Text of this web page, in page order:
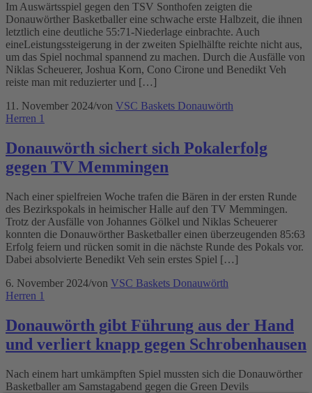
Im Auswärtsspiel gegen den TSV Sonthofen zeigten die
Donauwörther Basketballer eine schwache erste Halbzeit, die ihnen
letztlich eine deutliche 55:71-Niederlage einbrachte. Auch
eineLeistungssteigerung in der zweiten Spielhälfte reichte nicht aus,
um das Spiel nochmal spannend zu machen. Durch die Ausfälle von
Niklas Scheuerer, Joshua Korn, Cono Cirone und Benedikt Veh
reiste man mit reduzierter und […]
11. November 2024/von VSC Baskets Donauwörth
Herren 1
Donauwörth sichert sich Pokalerfolg
gegen TV Memmingen
Nach einer spielfreien Woche trafen die Bären in der ersten Runde
des Bezirkspokals in heimischer Halle auf den TV Memmingen.
Trotz der Ausfälle von Johannes Gölkel und Niklas Scheuerer
konnten die Donauwörther Basketballer einen überzeugenden 85:63
Erfolg feiern und rücken somit in die nächste Runde des Pokals vor.
Dabei absolvierte Benedikt Veh sein erstes Spiel […]
6. November 2024/von VSC Baskets Donauwörth
Herren 1
Donauwörth gibt Führung aus der Hand
und verliert knapp gegen Schrobenhausen
Nach einem hart umkämpften Spiel mussten sich die Donauwörther
Basketballer am Samstagabend gegen die Green Devils